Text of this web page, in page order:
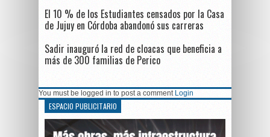
El 10 % de los Estudiantes censados por la Casa
de Jujuy en Córdoba abandonó sus carreras
Sadir inauguró la red de cloacas que beneficia a
más de 300 familias de Perico
You must be logged in to post a comment Login
ESPACIO PUBLICITARIO